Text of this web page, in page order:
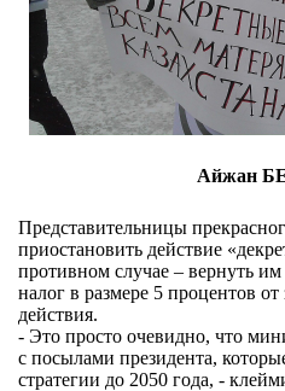
Айжан
Представительницы
приостановить действие
противном случае – вернуть
налог в размере 5 процентов
действия.
- Это просто очевидно, что
с посылами президента,
стратегии до 2050 года, -